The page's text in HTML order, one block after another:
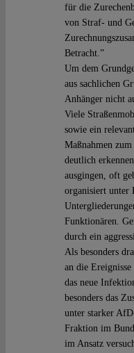
für die
von Straf- und
Betracht.”
Um dem
aus sachlichen
Anhänger nicht
Viele
sowie ein
Maßnahmen
deutlich
ausgingen, oft
organisiert unter
Funktionären.
durch ein
Als besonders
an die
das neue
besonders das
unter starker
Fraktion im
im Ansatz